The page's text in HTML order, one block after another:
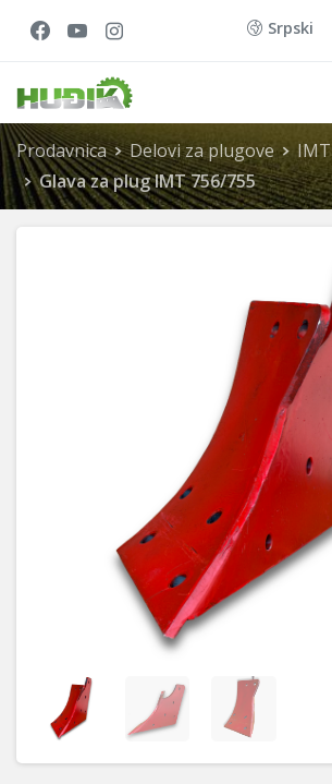
Srpski
Prodavnica Delovi za plugove
IMT
Glava za plug IMT 756/755